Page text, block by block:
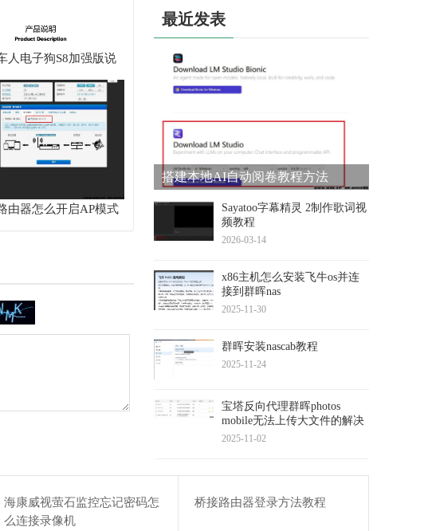
人电子狗S8加强版说
教程
由器怎么开启AP模式
最近发表
搭建本地AI自动阅卷教程方法
Sayatoo字幕精灵 2制作歌词视
频教程
2026-03-14
x86主机怎么安装飞牛os并连
接到群晖nas
2025-11-30
群晖安装nascab教程
2025-11-24
宝塔反向代理群晖photos
mobile无法上传大文件的解决
方法
2025-11-02
海康威视萤石监控忘记密码怎
么连接录像机
桥接路由器登录方法教程